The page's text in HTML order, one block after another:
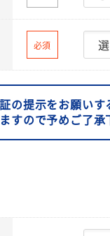
必須
の提示をお願い
すので予めご了承